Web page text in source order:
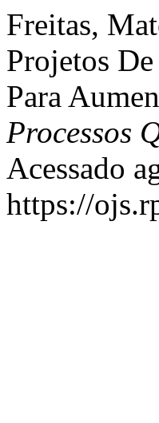
Freitas,
Projetos
Para
Processos
Acessado
https://